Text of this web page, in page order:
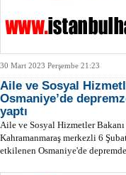
30 Mart 2023 Perşembe 21:23
Aile ve Sosyal
Osmaniye’de
yaptı
Aile ve Sosyal Hizmetler Bakanı
Kahramanmaraş merkezli 6
etkilenen Osmaniye'de